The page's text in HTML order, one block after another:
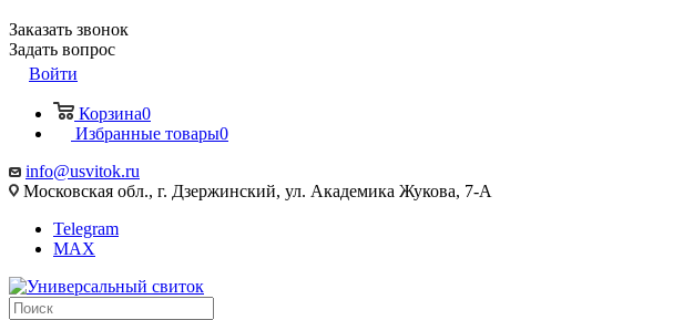
Заказать звонок
Задать вопрос
Войти
Корзина0
Избранные товары0
info@usvitok.ru
Московская обл., г. Дзержинский, ул. Академика Жукова, 7-А
Telegram
MAX